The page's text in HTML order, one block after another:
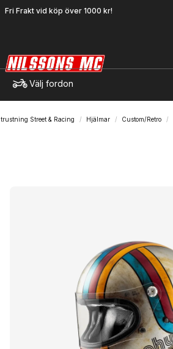
Fri Frakt vid köp över 1000 kr!
Välj fordon
Street & Racing Hjälmar Custom/Retro